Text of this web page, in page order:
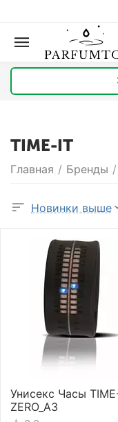
TIME-IT
Главная / Бренды /
Новинки выше
Унисекс Часы
ZERO_A3